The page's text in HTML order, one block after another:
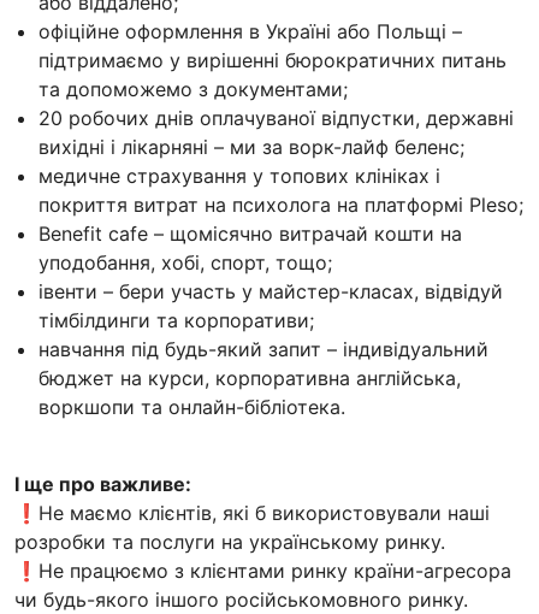
офіційне оформлення в Україні або Польщі –
підтримаємо у вирішенні бюрократичних питань
та допоможемо з документами;
20 робочих днів оплачуваної відпустки, державні
вихідні і лікарняні – ми за ворк-лайф беленс;
медичне страхування у топових клініках і
покриття витрат на психолога на платформі Pleso;
Benefit cafe – щомісячно витрачай кошти на
уподобання, хобі, спорт, тощо;
івенти – бери участь у майстер-класах, відвідуй
тімбілдинги та корпоративи;
навчання під будь-який запит – індивідуальний
бюджет на курси, корпоративна англійська,
воркшопи та онлайн-бібліотека.
І ще про важливе:
❗️Не маємо клієнтів, які б використовували наші
розробки та послуги на українському ринку.
❗️Не працюємо з клієнтами ринку країни-агресора
чи будь-якого іншого російськомовного ринку.